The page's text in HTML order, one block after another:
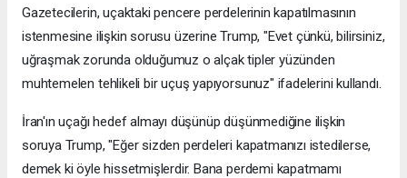
Gazetecilerin, uçaktaki pencere perdelerinin kapatılmasının
istenmesine ilişkin sorusu üzerine Trump, "Evet çünkü, bilirsiniz,
uğraşmak zorunda olduğumuz o alçak tipler yüzünden
muhtemelen tehlikeli bir uçuş yapıyorsunuz" ifadelerini kullandı.
İran'ın uçağı hedef almayı düşünüp düşünmediğine ilişkin
soruya Trump, "Eğer sizden perdeleri kapatmanızı istedilerse,
demek ki öyle hissetmişlerdir. Bana perdemi kapatmamı